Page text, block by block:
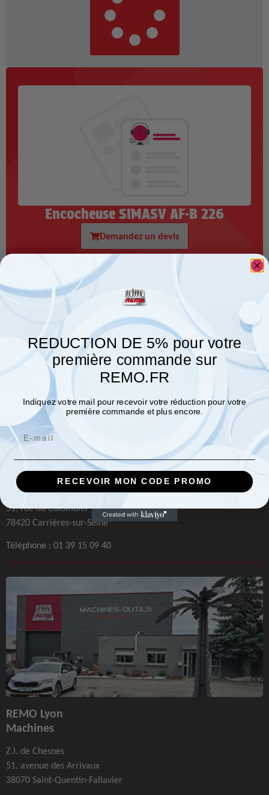
Encocheuse SIMASV AF-B 226
Demandez un devis
REMO Paris
Machines et Outillages
51, rue du Colombier
78420 Carrières-sur-Seine
Téléphone : 01 39 15 09 40
REMO Lyon
Machines
Z.I. de Chesnes
51, avenue des Arrivaux
38070 Saint-Quentin-Fallavier
REDUCTION DE 5% pour votre
première commande sur
REMO.FR
Indiquez votre mail pour recevoir votre réduction pour votre
première commande et plus encore.
Email
RECEVOIR MON CODE PROMO